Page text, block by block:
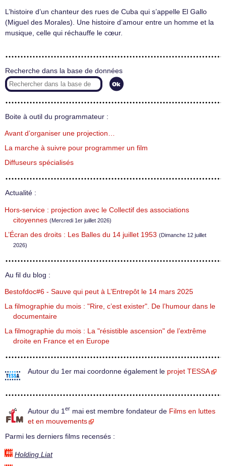
L’histoire d’un chanteur des rues de Cuba qui s’appelle El Gallo
(Miguel des Morales). Une histoire d’amour entre un homme et la
musique, celle qui réchauffe le cœur.
Recherche dans la base de données
Boite à outil du programmateur :
Avant d’organiser une projection…
La marche à suivre pour programmer un film
Diffuseurs spécialisés
Actualité :
Hors-service : projection avec le Collectif des associations
citoyennes (Mercredi 1er juillet 2026)
L’Écran des droits : Les Balles du 14 juillet 1953 (Dimanche 12 juillet
2026)
Au fil du blog :
Bestofdoc#6 - Sauve qui peut à L’Entrepôt le 14 mars 2025
La filmographie du mois : "Rire, c’est exister". De l’humour dans le
documentaire
La filmographie du mois : La "résistible ascension" de l’extrême
droite en France et en Europe
Autour du 1er mai coordonne également le projet TESSA
Autour du 1 er mai est membre fondateur de Films en luttes
et en mouvements
Parmi les derniers films recensés :
Holding Liat